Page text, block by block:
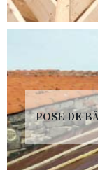
POSE DE